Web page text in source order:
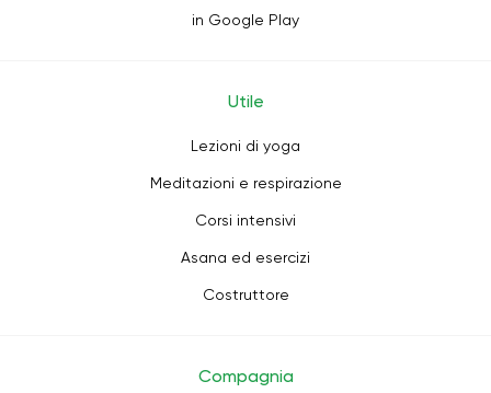
in Google Play
Utile
Lezioni di yoga
Meditazioni e respirazione
Corsi intensivi
Asana ed esercizi
Costruttore
Compagnia